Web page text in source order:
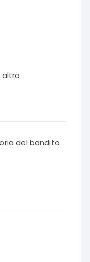
altro
del bandito